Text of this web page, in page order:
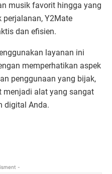
musik favorit hingga yang
Y2Mate
dan efisien.
layanan ini
memperhatikan aspek
penggunaan yang bijak,
menjadi alat yang sangat
digital Anda.
-